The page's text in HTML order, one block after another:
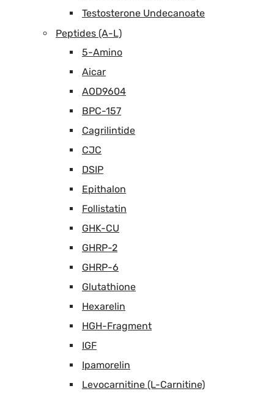
Testosterone Undecanoate
Peptides (A-L)
5-Amino
Aicar
AOD9604
BPC-157
Cagrilintide
CJC
DSIP
Epithalon
Follistatin
GHK-CU
GHRP-2
GHRP-6
Glutathione
Hexarelin
HGH-Fragment
IGF
Ipamorelin
Levocarnitine (L-Carnitine)